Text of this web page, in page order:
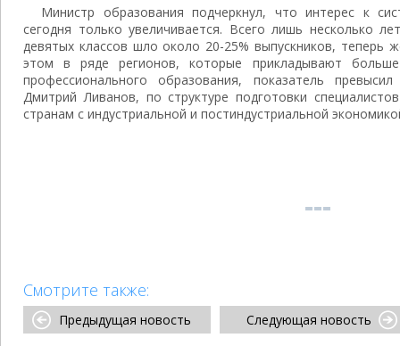
Министр образования подчеркнул, что интерес к
сегодня только увеличивается. Всего лишь несколько
девятых классов шло около 20-25% выпускников, теперь
этом в ряде регионов, которые прикладывают
профессионального образования, показатель
Дмитрий Ливанов, по структуре подготовки
странам с индустриальной и постиндустриальной
Смотрите также:
Предыдущая новость Следующая новость